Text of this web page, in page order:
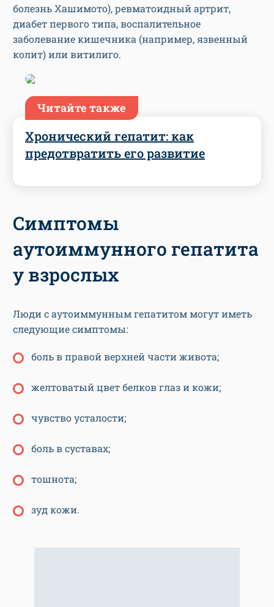
болезнь Хашимото), ревматоидный артрит,
диабет первого типа, воспалительное
заболевание кишечника (например, язвенный
колит) или витилиго.
Читайте также
Хронический гепатит: как
предотвратить его развитие
Симптомы
аутоиммунного гепатита
у взрослых
Люди с аутоиммунным гепатитом могут иметь
следующие симптомы:
боль в правой верхней части живота;
желтоватый цвет белков глаз и кожи;
чувство усталости;
боль в суставах;
тошнота;
зуд кожи.